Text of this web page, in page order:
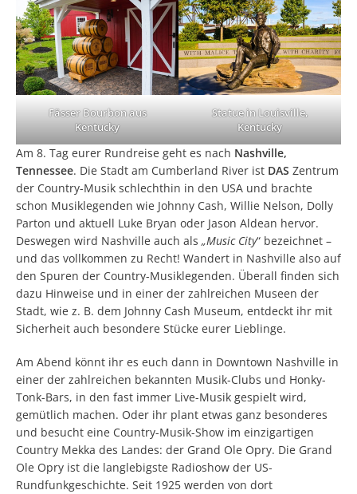
Fässer Bourbon aus
Kentucky
Statue in Louisville,
Kentucky
Am 8. Tag eurer Rundreise geht es nach Nashville,
Tennessee. Die Stadt am Cumberland River ist DAS Zentrum
der Country-Musik schlechthin in den USA und brachte
schon Musiklegenden wie Johnny Cash, Willie Nelson, Dolly
Parton und aktuell Luke Bryan oder Jason Aldean hervor.
Deswegen wird Nashville auch als „Music City“ bezeichnet –
und das vollkommen zu Recht! Wandert in Nashville also auf
den Spuren der Country-Musiklegenden. Überall finden sich
dazu Hinweise und in einer der zahlreichen Museen der
Stadt, wie z. B. dem Johnny Cash Museum, entdeckt ihr mit
Sicherheit auch besondere Stücke eurer Lieblinge.
Am Abend könnt ihr es euch dann in Downtown Nashville in
einer der zahlreichen bekannten Musik-Clubs und Honky-
Tonk-Bars, in den fast immer Live-Musik gespielt wird,
gemütlich machen. Oder ihr plant etwas ganz besonderes
und besucht eine Country-Musik-Show im einzigartigen
Country Mekka des Landes: der Grand Ole Opry. Die Grand
Ole Opry ist die langlebigste Radioshow der US-
Rundfunkgeschichte. Seit 1925 werden von dort